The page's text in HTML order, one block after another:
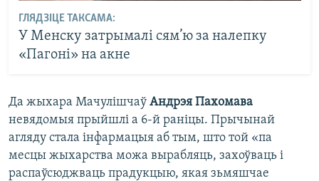
ГЛЯДЗІЦЕ ТАКСАМА:
У Менску затрымалі сям’ю за налепку
«Пагоні» на акне
Да жыхара Мачулішчаў Андрэя Пахомава
невядомыя прыйшлі а 6-й раніцы. Прычынай
агляду стала інфармацыя аб тым, што той «па
месцы жыхарства можа вырабляць, захоўваць і
распаўсюджваць прадукцыю, якая зьмяшчае